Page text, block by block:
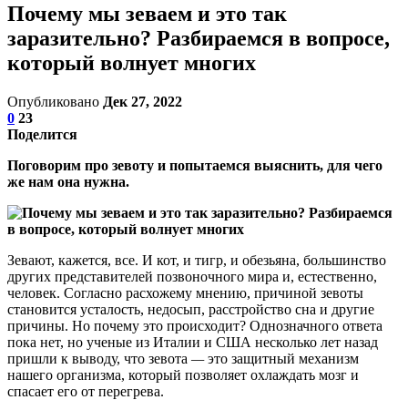
Почему мы зеваем и это так
заразительно? Разбираемся в вопросе,
который волнует многих
Опубликовано Дек 27, 2022
0 23
Поделится
Поговорим про зевоту и попытаемся выяснить, для чего
же нам она нужна.
Зевают, кажется, все. И кот, и тигр, и обезьяна, большинство
других представителей позвоночного мира и, естественно,
человек. Согласно расхожему мнению, причиной зевоты
становится усталость, недосып, расстройство сна и другие
причины. Но почему это происходит? Однозначного ответа
пока нет, но ученые из Италии и США несколько лет назад
пришли к выводу, что зевота —это защитный механизм
нашего организма, который позволяет охлаждать мозг и
спасает его от перегрева.